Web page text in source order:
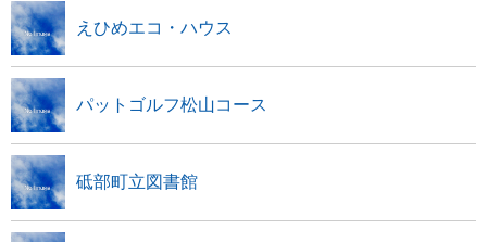
えひめエコ・ハウス
パットゴルフ松山コース
砥部町立図書館